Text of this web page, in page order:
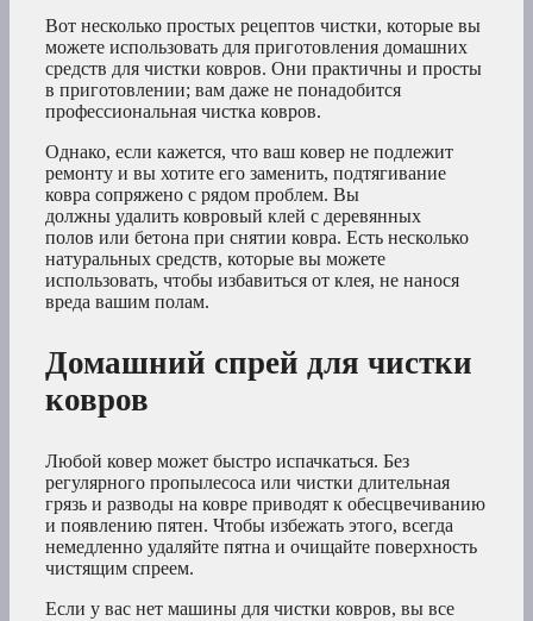
Вот несколько простых рецептов чистки, которые вы
можете использовать для приготовления домашних
средств для чистки ковров. Они практичны и просты
в приготовлении; вам даже не понадобится
профессиональная чистка ковров.
Однако, если кажется, что ваш ковер не подлежит
ремонту и вы хотите его заменить, подтягивание
ковра сопряжено с рядом проблем. Вы
должны удалить ковровый клей с деревянных
полов или бетона при снятии ковра. Есть несколько
натуральных средств, которые вы можете
использовать, чтобы избавиться от клея, не нанося
вреда вашим полам.
Домашний спрей для чистки
ковров
Любой ковер может быстро испачкаться. Без
регулярного пропылесоса или чистки длительная
грязь и разводы на ковре приводят к обесцвечиванию
и появлению пятен. Чтобы избежать этого, всегда
немедленно удаляйте пятна и очищайте поверхность
чистящим спреем.
Если у вас нет машины для чистки ковров, вы все